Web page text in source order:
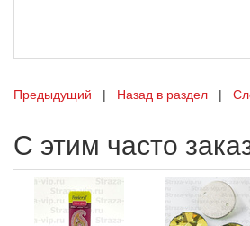
Предыдущий | Назад в раздел |
С этим часто